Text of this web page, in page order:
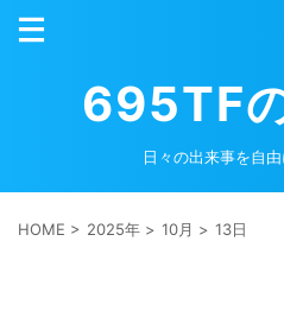
695TF
日々の出来事を自
HOME > 2025年 > 10月 > 13日